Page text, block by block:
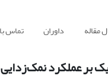
مقاله داوران تماس
بر عملکرد